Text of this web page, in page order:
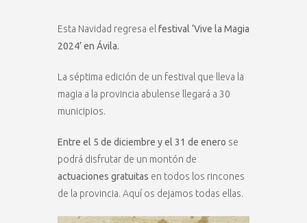
Esta Navidad regresa el festival ‘Vive la Magia
2024’ en Ávila.
La séptima edición de un festival que lleva la
magia a la provincia abulense llegará a 30
municipios.
Entre el 5 de diciembre y el 31 de enero se
podrá disfrutar de un montón de
actuaciones gratuitas en todos los rincones
de la provincia. Aquí os dejamos todas ellas.